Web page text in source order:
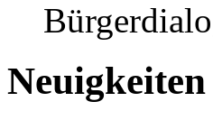
Neuigkeiten